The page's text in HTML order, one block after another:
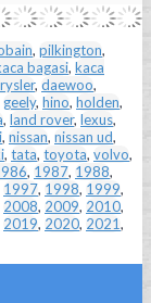
, pilkington,
bagasi, kaca
, daewoo,
geely, hino, holden,
, land rover, lexus,
, nissan, nissan ud,
, tata, toyota, volvo,
, 1987, 1988,
1997, 1998, 1999,
2008, 2009, 2010,
2019, 2020, 2021,